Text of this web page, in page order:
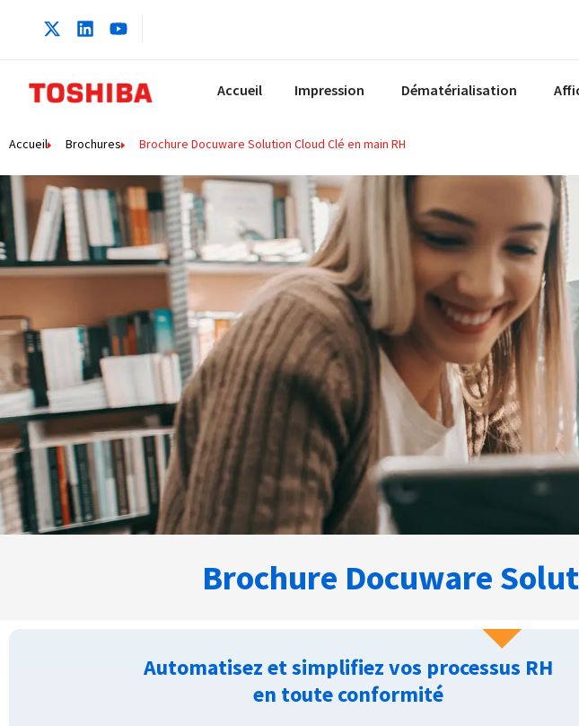
Accueil Impression Dématérialisation
Accueil Brochures Brochure Docuware Solution Cloud Clé en main RH
Brochure Docuware
Automatisez et simplifiez vos processus RH
en toute conformité